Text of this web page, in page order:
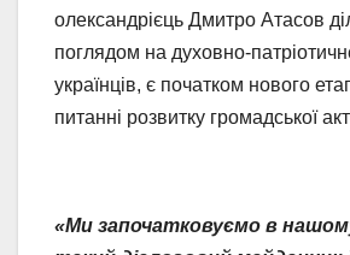
олександрієць Дмитро Атасов
поглядом на духовно-
українців, є початком нового
питанні розвитку громадської
«Ми започатковуємо в